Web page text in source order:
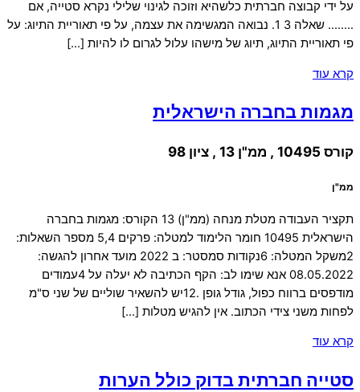
על ידי קבוצה חברתית כלשהיא וזוכה לגינוי שלילי נקרא סטייה, אם
…….. שאלה 3 1. נבואה המגשימה את עצמה, על פי תאוריית התיוג: על
פי תאוריית התיוג, תיוג של מישהו עלול לגרום לו להיות […]
קרא עוד
מגמות בחברה הישראלית
קורס 10495 , ממ"ן 13 , ציון 98
ממ"ן
תקציר העבודה מטלת מנחה (ממ"ן) 13 הקורס: מגמות בחברה
הישראלית 10495 חומר הלימוד למטלה: פרקים 5,4 מספר השאלות:
2משקל המטלה: 6נקודות סמסטר: ב 2022 מועד אחרון להגשה:
08.05.2022 אנא שימו לב: הקף הכתיבה לא יעלה על 4עמודים
מודפסים ברווח כפול, גודל גופן .12יש להשאיר שוליים של שני ס"מ
לפחות משני צידי הכתוב. אין להגיש מטלות […]
קרא עוד
סטייה חברתית בדוק כולל הערות